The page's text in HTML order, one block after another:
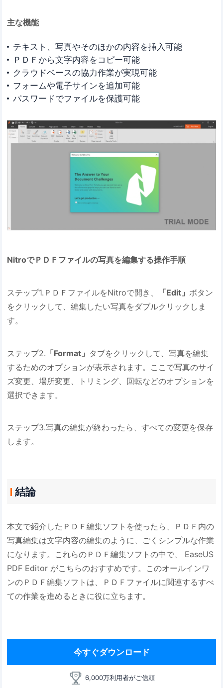
主な機能
テキスト、写真やそのほかの内容を挿入可能
ＰＤＦから文字内容をコピー可能
クラウドベースの協力作業が実現可能
フォームや電子サインを追加可能
パスワードでファイルを保護可能
NitroでＰＤＦファイルの写真を編集する操作手順
ステップ1.ＰＤＦファイルをNitroで開き、 「Edit」 ボタン
をクリックして、編集したい写真をダブルクリックしま
す。
ステップ2. 「Format」 タブをクリックして、写真を編集
するためのオプションが表示されます。ここで写真のサイ
ズ変更、場所変更、トリミング、回転などのオプションを
選択できます。
ステップ3.写真の編集が終わったら、すべての変更を保存
します。
結論
本文で紹介したＰＤＦ編集ソフトを使ったら、ＰＤＦ内の
写真編集は文字内容の編集のように、ごくシンプルな作業
になります。これらのＰＤＦ編集ソフトの中で、 EaseUS
PDF Editor がこちらのおすすめです。このオールインワ
ンのＰＤＦ編集ソフトは、ＰＤＦファイルに関連するすべ
ての作業を進めるときに役に立ちます。
今すぐダウンロード
6,000万利用者がご信頼